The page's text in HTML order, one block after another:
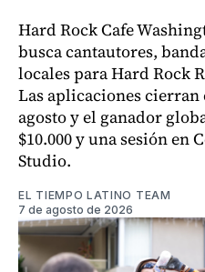
Hard Rock Cafe
busca cantautores,
locales para Hard Rock
Las aplicaciones cierran
agosto y el ganador
$10.000 y una sesión en
Studio.
EL TIEMPO LATINO TEAM
7 de agosto de 2026